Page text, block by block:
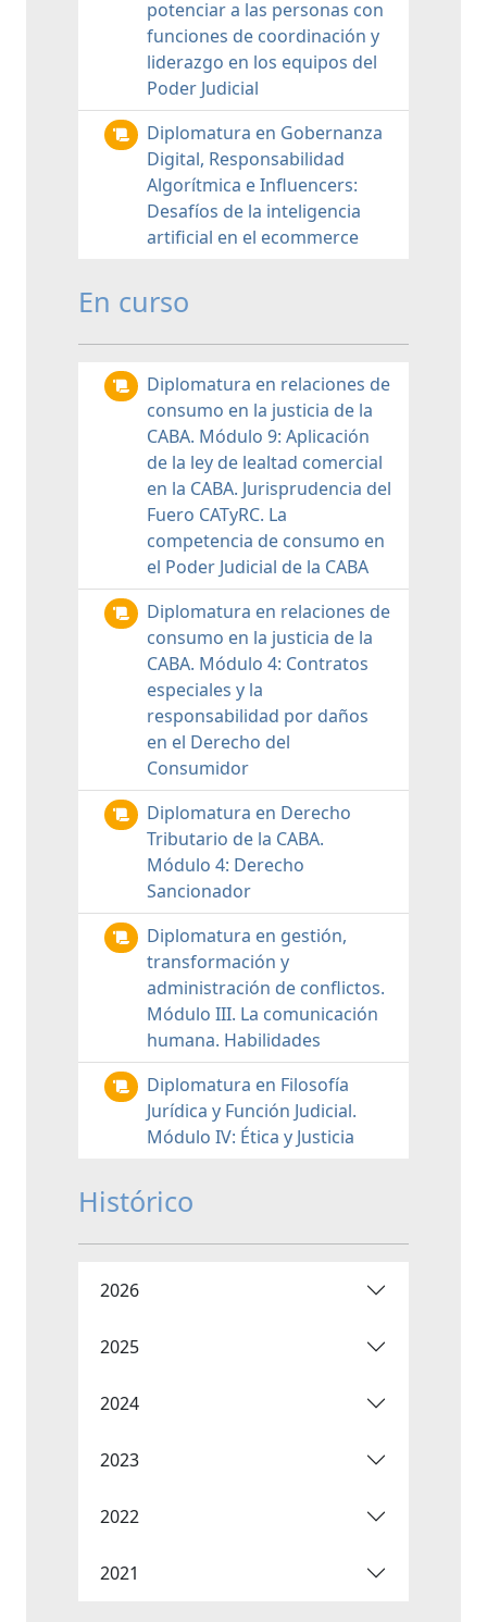
potenciar a las personas con
funciones de coordinación y
liderazgo en los equipos del
Poder Judicial
Diplomatura en Gobernanza
Digital, Responsabilidad
Algorítmica e Influencers:
Desafíos de la inteligencia
artificial en el ecommerce
En curso
Diplomatura en relaciones de
consumo en la justicia de la
CABA. Módulo 9: Aplicación
de la ley de lealtad comercial
en la CABA. Jurisprudencia del
Fuero CATyRC. La
competencia de consumo en
el Poder Judicial de la CABA
Diplomatura en relaciones de
consumo en la justicia de la
CABA. Módulo 4: Contratos
especiales y la
responsabilidad por daños
en el Derecho del
Consumidor
Diplomatura en Derecho
Tributario de la CABA.
Módulo 4: Derecho
Sancionador
Diplomatura en gestión,
transformación y
administración de conflictos.
Módulo III. La comunicación
humana. Habilidades
Diplomatura en Filosofía
Jurídica y Función Judicial.
Módulo IV: Ética y Justicia
Histórico
2026
2025
2024
2023
2022
2021